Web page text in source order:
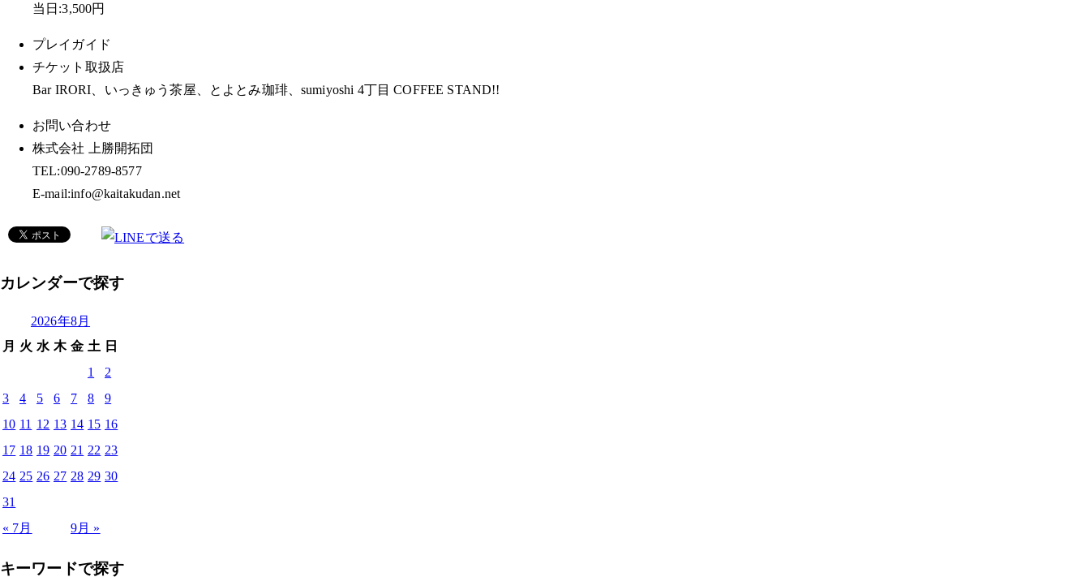
当日:3,500円
プレイガイド
チケット取扱店
Bar IRORI、いっきゅう茶屋、とよとみ珈琲、sumiyoshi 4丁目 COFFEE STAND!!
お問い合わせ
株式会社 上勝開拓団
TEL:090-2789-8577
E-mail:info@kaitakudan.net
カレンダーで探す
2026年8月
月 火 水 木 金 土 日
« 7月 9月 »
1
2
3
4 5 6 7 8
9
10 11 12 13 14 15 16
17 18 19 20 21 22 23
24 25 26 27 28 29 30
31
キーワードで探す